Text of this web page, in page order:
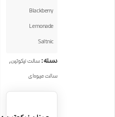
Blackberry
Lemonade
Saltnic
دسته:سالت نیکوتین,
سالت میوه‌ای